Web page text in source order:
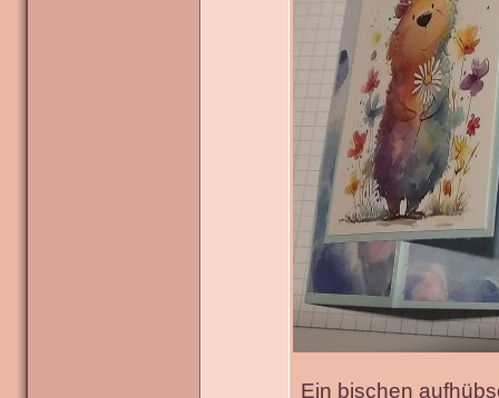
Ein bischen